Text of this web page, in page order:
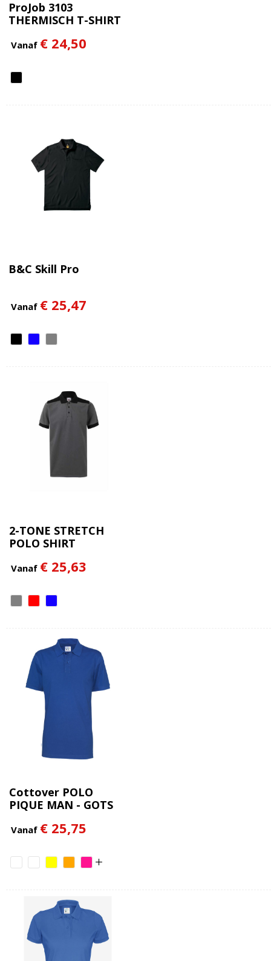
ProJob 3103
THERMISCH T-SHIRT
KORTE RITS
Vanaf € 24,50
B&C Skill Pro
Vanaf € 25,47
2-TONE STRETCH
POLO SHIRT
Vanaf € 25,63
Cottover POLO
PIQUE MAN - GOTS
Vanaf € 25,75